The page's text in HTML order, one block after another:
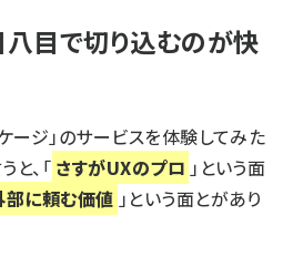
目で切り込むのが快
ージ」のサービスを体験してみた
、「 さすがUXのプロ 」という面
部に頼む価値 」という面とがあり